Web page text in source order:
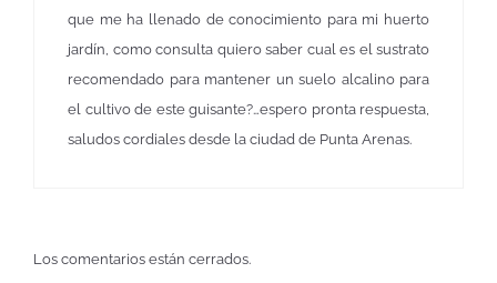
que me ha llenado de conocimiento para mi huerto
jardín, como consulta quiero saber cual es el sustrato
recomendado para mantener un suelo alcalino para
el cultivo de este guisante?…espero pronta respuesta,
saludos cordiales desde la ciudad de Punta Arenas.
Los comentarios están cerrados.